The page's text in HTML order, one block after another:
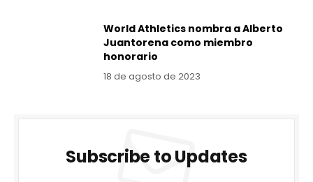
World Athletics nombra a Alberto
Juantorena como miembro
honorario
18 de agosto de 2023
Subscribe to Updates